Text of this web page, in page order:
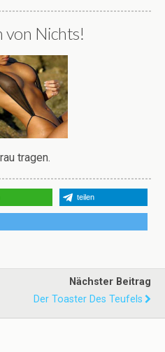
von Nichts!
tragen.
teilen
Nächster Beitrag
Der Toaster Des Teufels